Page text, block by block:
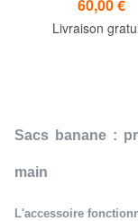
60,00 €
Livraison
Sacs banane :
main
L'accessoire